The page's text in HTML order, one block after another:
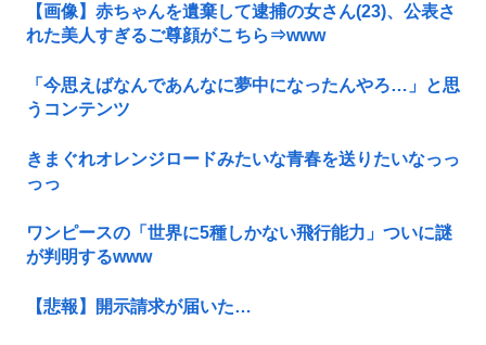
【画像】赤ちゃんを遺棄して逮捕の女さん(23)、公表さ
れた美人すぎるご尊顔がこちら⇒www
「今思えばなんであんなに夢中になったんやろ…」と思
うコンテンツ
きまぐれオレンジロードみたいな青春を送りたいなっっ
っっ
ワンピースの「世界に5種しかない飛行能力」ついに謎
が判明するwww
【悲報】開示請求が届いた…